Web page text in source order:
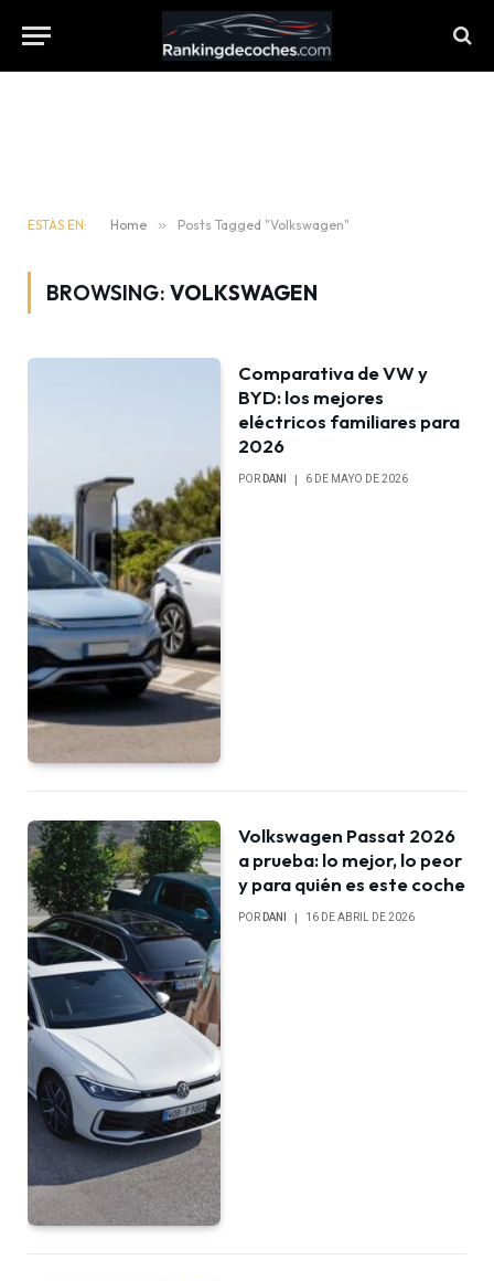
ESTÁS EN: Home » Posts Tagged "Volkswagen"
BROWSING: VOLKSWAGEN
Comparativa de VW y
BYD: los mejores
eléctricos familiares para
2026
POR DANI 6 DE MAYO DE 2026
Volkswagen Passat 2026
a prueba: lo mejor, lo peor
y para quién es este coche
POR DANI 16 DE ABRIL DE 2026